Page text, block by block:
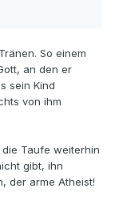
So einem
an den er
sein Kind
von ihm
Taufe weiterhin
gibt, ihn
der arme Atheist!